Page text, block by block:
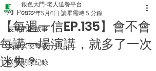
All Posts
長輩們的故事
長輩大使每週一信
送餐關懷紀錄
【每週一信EP.135】會不會
每講一場演講，就多了一次
迷失？
銀色大門-老人送餐平台
2022年5月6日 讀畢需時 5 分鐘